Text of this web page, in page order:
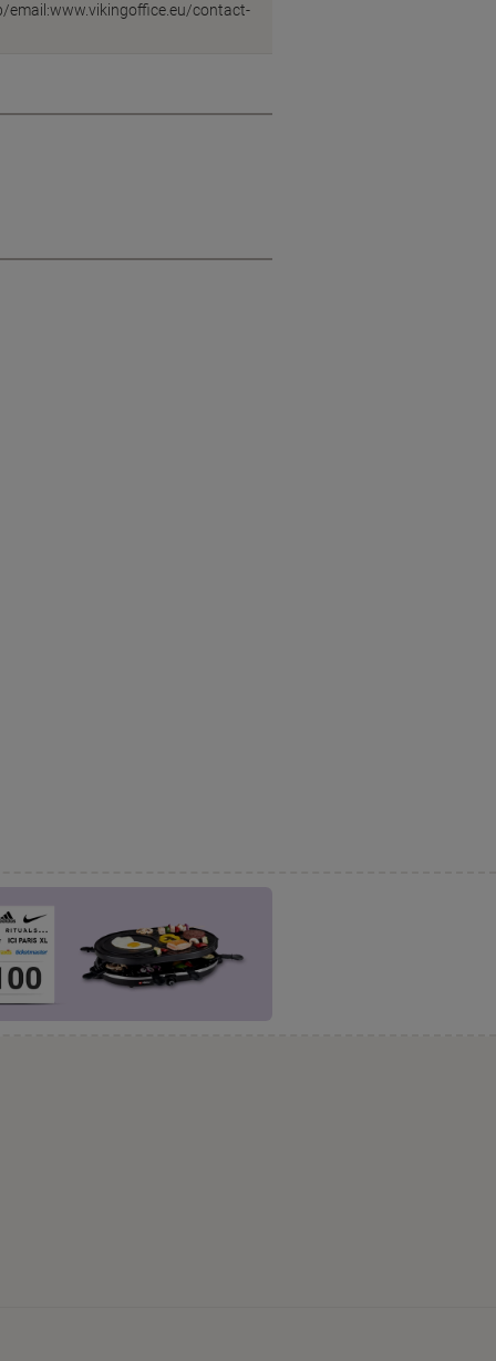
email:www.vikingoffice.eu/contact-